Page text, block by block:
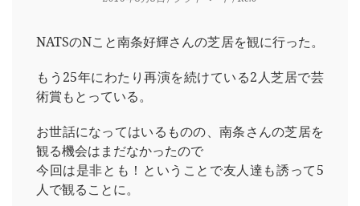
NATSのNこと南条好輝さんの芝居を観に行った。
もう25年にわたり再演を続けている2人芝居で芸
術賞もとっている。
お世話になってはいるものの、南条さんの芝居を
観る機会はまだなかったので
今回は是非とも！ということで友人達も誘って5
人で観ることに。